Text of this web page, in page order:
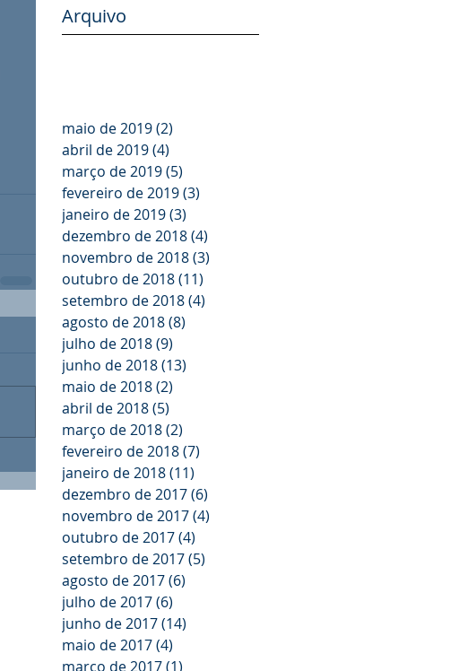
GRANPAL
Arquivo
maio de 2019(2)
abril de 2019(4)
março de 2019(5)
fevereiro de 2019(3)
janeiro de 2019(3)
dezembro de 2018(4)
novembro de 2018(3)
outubro de 2018(11)
setembro de 2018(4)
agosto de 2018(8)
julho de 2018(9)
junho de 2018(13)
maio de 2018(2)
abril de 2018(5)
março de 2018(2)
fevereiro de 2018(7)
janeiro de 2018(11)
dezembro de 2017(6)
novembro de 2017(4)
outubro de 2017(4)
setembro de 2017(5)
agosto de 2017(6)
julho de 2017(6)
junho de 2017(14)
maio de 2017(4)
março de 2017(1)